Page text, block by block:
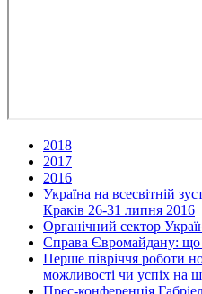
2018
2017
2016
Україна на всесвітній
Краків 26-31 липня 2016
Органічний сектор
Справа Євромайдану: що
Перше півріччя роботи
можливості чи успіх на
Прес-конференція